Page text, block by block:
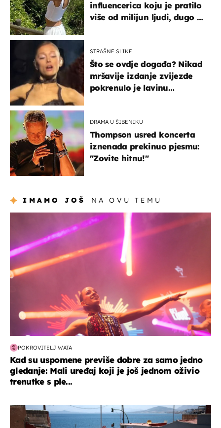
influencerica koju je pratilo
više od milijun ljudi, dugo se
STRAŠNE SLIKE
Što se ovdje događa? Nikad
mršavije izdanje zvijezde
pokrenulo je lavinu
DRAMA U ŠIBENIKU
Thompson usred koncerta
iznenada prekinuo pjesmu:
"Zovite hitnu!"
IMAMO JOŠ NA OVU TEMU
POKROVITELJ WATA
Kad su uspomene previše dobre za samo jedno
gledanje: Mali uređaj koji je još jednom oživio
trenutke s ple...
svijet